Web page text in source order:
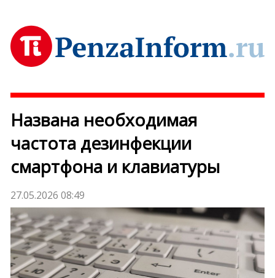
Названа необходимая
частота дезинфекции
смартфона и клавиатуры
27.05.2026 08:49